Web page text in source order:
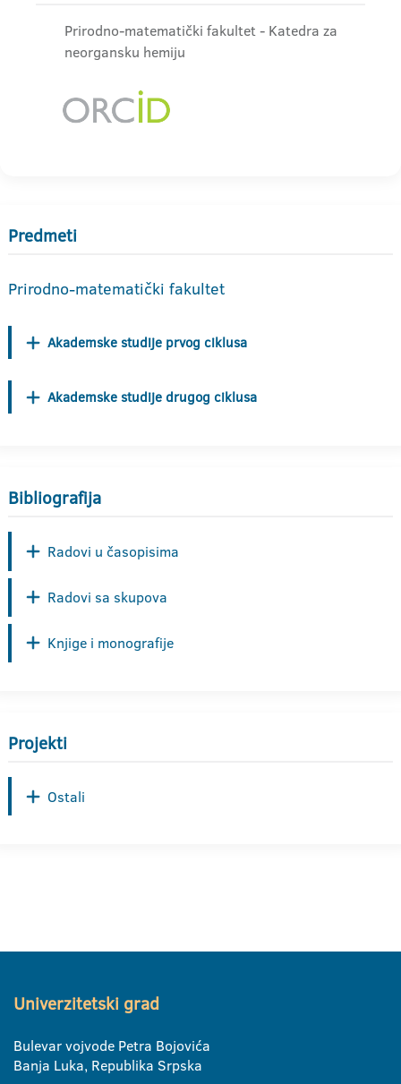
Prirodno-matematički fakultet - Katedra za
neorgansku hemiju
Predmeti
Prirodno-matematički fakultet
Akademske studije prvog ciklusa
Akademske studije drugog ciklusa
Bibliografija
Radovi u časopisima
Radovi sa skupova
Knjige i monografije
Projekti
Ostali
Univerzitetski grad
Bulevar vojvode Petra Bojovića
Banja Luka, Republika Srpska